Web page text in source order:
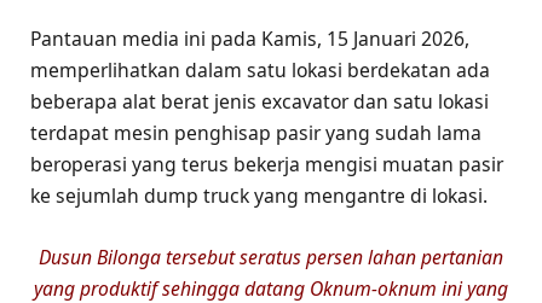
Pantauan media ini pada Kamis, 15 Januari 2026,
memperlihatkan dalam satu lokasi berdekatan ada
beberapa alat berat jenis excavator dan satu lokasi
terdapat mesin penghisap pasir yang sudah lama
beroperasi yang terus bekerja mengisi muatan pasir
ke sejumlah dump truck yang mengantre di lokasi.
Dusun Bilonga tersebut seratus persen lahan pertanian
yang produktif sehingga datang Oknum-oknum ini yang